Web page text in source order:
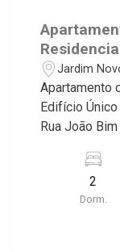
João Bim
Jardim
Apartamento
Edifício
Rua João
deste
selecionou para você: -
dormitórios -
2
Dorm.